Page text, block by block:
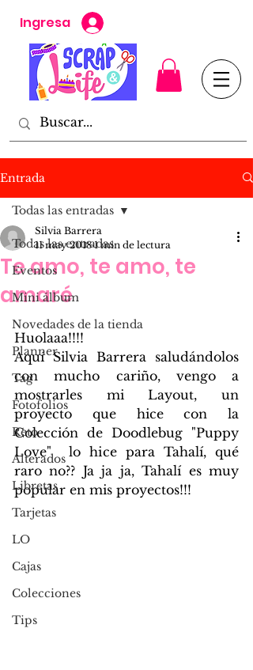
Ingresa
Entrada
Todas las entradas
Eventos
Mini álbum
Novedades de la tienda
Planner
Tag
Fotofolios
Reto
Alterados
Libretas
Tarjetas
LO
Cajas
Colecciones
Tips
Todas las entradas
Te amo, te amo, te
amaré
Silvia Barrera
11 may 2018 1 min de lectura
Huolaaa!!!!
Aquí Silvia Barrera saludándolos
con mucho cariño, vengo a
mostrarles mi Layout, un
proyecto que hice con la
Colección de Doodlebug "Puppy
Love"  lo hice para Tahalí, qué
raro no?? Ja ja ja, Tahalí es muy
popular en mis proyectos!!!